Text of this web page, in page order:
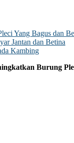
Yang Bagus dan
Jantan dan Betina
Kambing
Burung